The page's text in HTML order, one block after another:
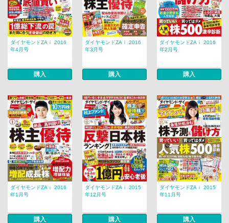
ダイヤモンドZAｉ 2016
年4月号
購入
ダイヤモンドZAｉ 2016
年3月号
購入
ダイヤモンドZAｉ 2016
年2月号
購入
ダイヤモンドZAｉ 2016
年1月号
購入
ダイヤモンドZAｉ 2015
年12月号
購入
ダイヤモンドZAｉ 2015
年11月号
購入